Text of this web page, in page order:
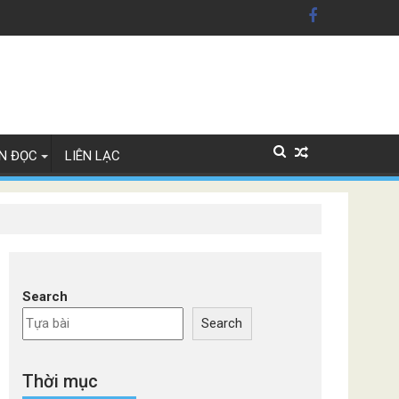
Lan
ĐỌC LIÊN LẠC
Search
Search
Thời mục